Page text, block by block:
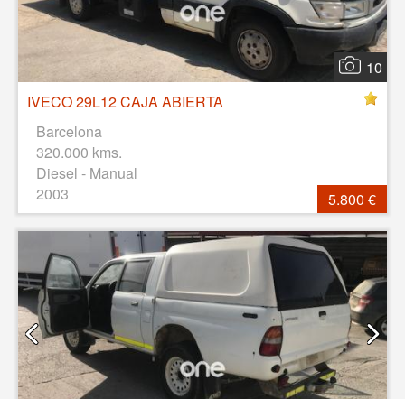
10
IVECO 29L12 CAJA ABIERTA
Barcelona
320.000 kms.
Diesel - Manual
2003
5.800 €